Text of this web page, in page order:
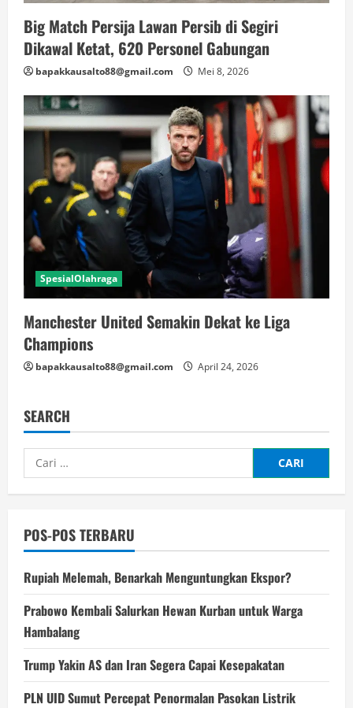
Big Match Persija Lawan Persib di Segiri
Dikawal Ketat, 620 Personel Gabungan
bapakkausalto88@gmail.com Mei 8, 2026
SpesialOlahraga
Manchester United Semakin Dekat ke Liga
Champions
bapakkausalto88@gmail.com April 24, 2026
SEARCH
Cari
untuk:
POS-POS TERBARU
Rupiah Melemah, Benarkah Menguntungkan Ekspor?
Prabowo Kembali Salurkan Hewan Kurban untuk Warga
Hambalang
Trump Yakin AS dan Iran Segera Capai Kesepakatan
PLN UID Sumut Percepat Penormalan Pasokan Listrik